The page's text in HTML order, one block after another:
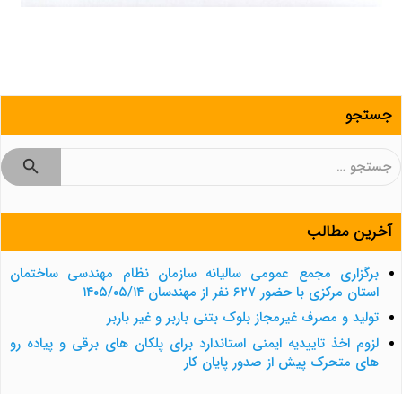
جستجو
جستجو
آخرین مطالب
برگزاری مجمع عمومی سالیانه سازمان نظام مهندسی ساختمان
استان مرکزی با حضور ۶۲۷ نفر از مهندسان ۱۴۰۵/۰۵/۱۴
تولید و مصرف غیرمجاز بلوک بتنی باربر و غیر باربر
لزوم اخذ تاییدیه ایمنی استاندارد برای پلکان های برقی و پیاده رو
های متحرک پیش از صدور پایان کار